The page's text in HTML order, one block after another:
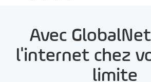
Avec
l'internet chez
limite